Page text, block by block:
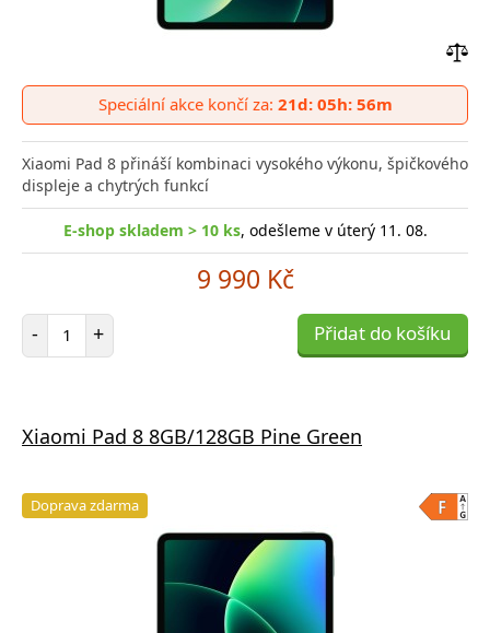
do
Speciální akce končí za: 21d: 05h: 56m
Xiaomi Pad 8 přináší kombinaci vysokého výkonu, špičkového
displeje a chytrých funkcí
E-shop skladem > 10 ks, odešleme v úterý 11. 08.
9 990 Kč
- Počet položek
+ Přidat do košíku
Xiaomi Pad 8 8GB/128GB Pine Green
Doprava zdarma